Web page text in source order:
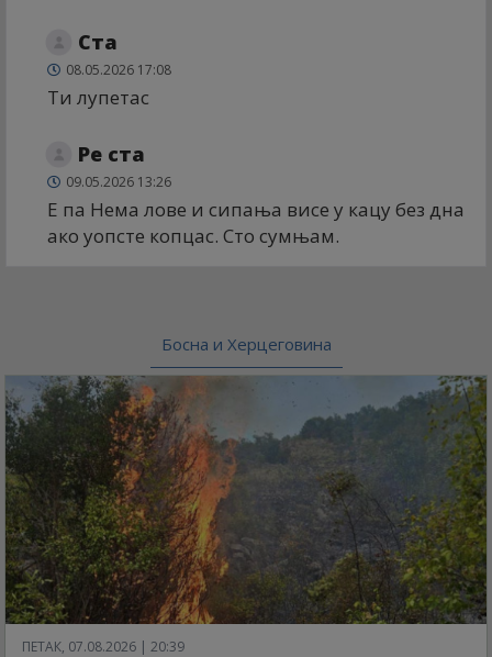
Ста
08.05.2026 17:08
Ти лупетас
Ре ста
09.05.2026 13:26
Е па Нема лове и сипања висе у кацу без дна
ако уопсте копцас. Сто сумњам.
Босна и Херцеговина
ПЕТАК, 07.08.2026 | 20:39